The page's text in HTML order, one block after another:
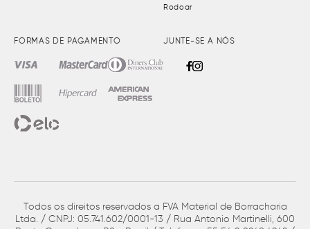
Rodoar
FORMAS DE PAGAMENTO JUNTE-SE A NÓS
Todos os direitos reservados a FVA Material de Borracharia
Ltda. / CNPJ: 05.741.602/0001-13 / Rua Antonio Martinelli, 600